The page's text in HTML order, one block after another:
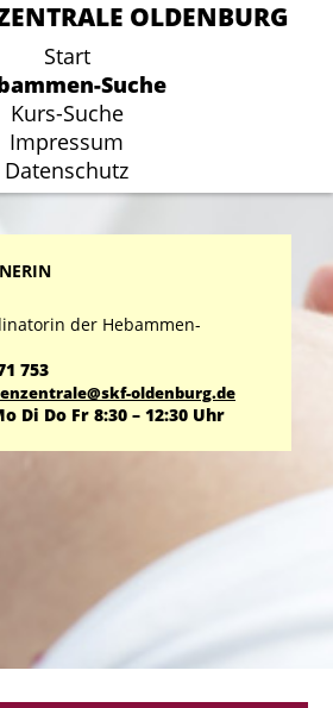
OLDENBURG
Start
Suche
Kurs-Suche
Impressum
Datenschutz
OLDENBURG
Start
Suche
Kurs-Suche
Impressum
Datenschutz
der Hebammen-
753
oldenburg.de
Di Do Fr 8:30 – 12:30 Uhr